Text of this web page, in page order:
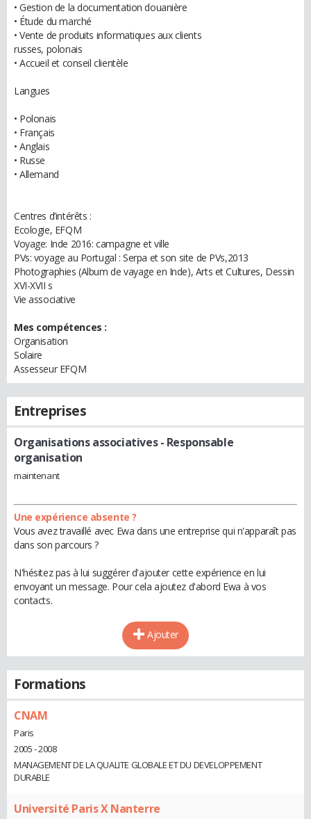
• Gestion de la documentation douanière
• Étude du marché
• Vente de produits informatiques aux clients
russes, polonais
• Accueil et conseil clientèle
Langues
• Polonais
• Français
• Anglais
• Russe
• Allemand
Centres d’intérêts :
Ecologie, EFQM
Voyage: Inde 2016: campagne et ville
PVs: voyage au Portugal : Serpa et son site de PVs,2013
Photographies (Album de vayage en Inde), Arts et Cultures, Dessin
XVI-XVII s
Vie associative
Mes compétences :
Organisation
Solaire
Assesseur EFQM
Entreprises
Organisations associatives- Responsable
organisation
maintenant
Une expérience absente ?
Vous avez travaillé avec Ewa dans une entreprise qui n'apparaît pas
dans son parcours ?
N'hésitez pas à lui suggérer d'ajouter cette expérience en lui
envoyant un message. Pour cela ajoutez d'abord Ewa à vos
contacts.
Ajouter
Formations
CNAM
Paris
2005 - 2008
MANAGEMENT DE LA QUALITE GLOBALE ET DU DEVELOPPEMENT
DURABLE
Université Paris X Nanterre